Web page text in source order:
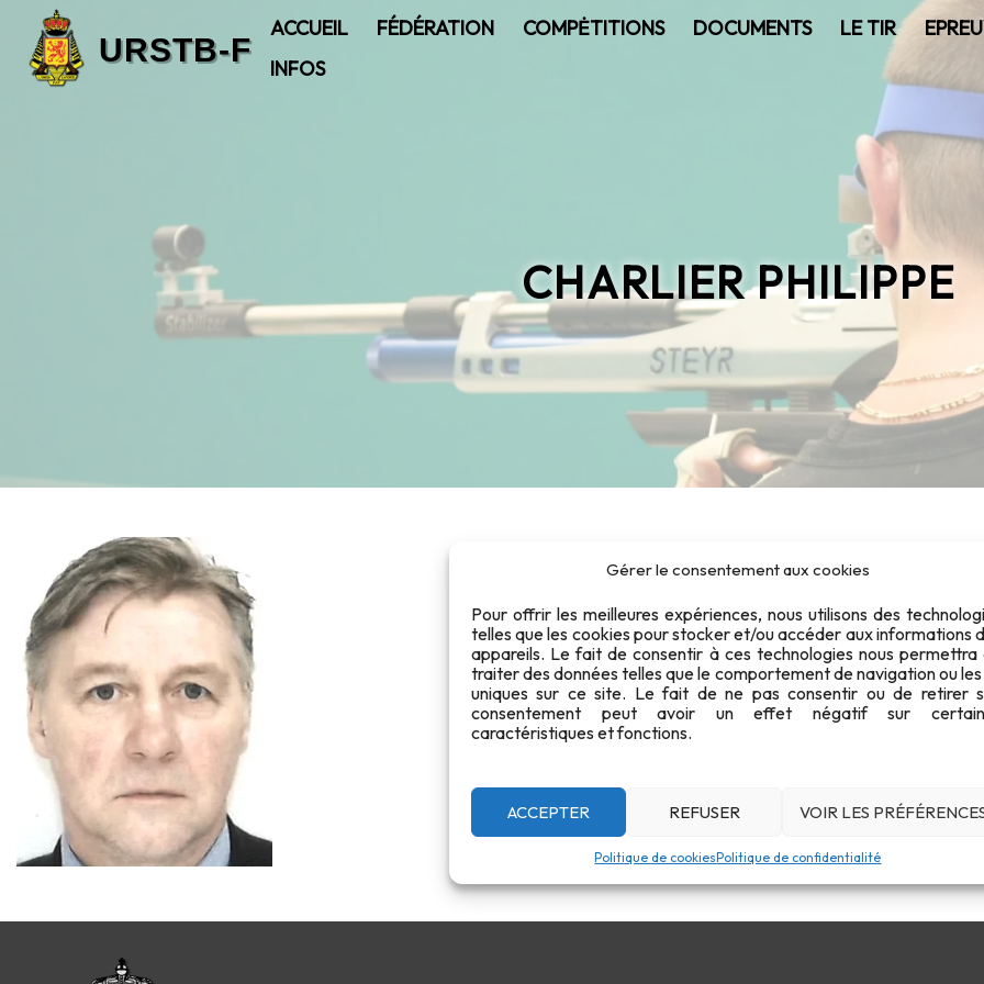
Gérer le consentement aux cookies
Pour offrir les meilleures expériences, nous utilisons des
telles que les cookies pour stocker et/ou accéder aux informations
appareils. Le fait de consentir à ces technologies nous permettra
traiter des données telles que le comportement de navigation ou
uniques sur ce site. Le fait de ne pas consentir ou de retirer
consentement peut avoir un effet négatif sur
caractéristiques et fonctions.
ACCEPTER REFUSER VOIR LES
Politique de cookiesPolitique de confidentialité
ACCUEIL FÉDÉRATION COMPĖTITIONS DOCUMENTS LE TIR
INFOS
CHARLIER PHILIPPE